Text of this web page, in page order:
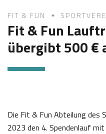
FIT & FUN
Fit & Fun
übergibt 500 €
Die Fit & Fun Abteilung des
2023 den 4. Spendenlauf